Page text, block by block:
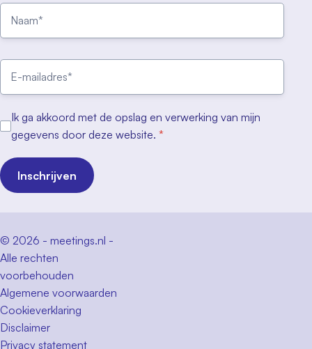
Ik ga akkoord met de opslag en verwerking van mijn
gegevens door deze website. *
Inschrijven
© 2026 - meetings.nl -
Alle rechten
voorbehouden
Algemene voorwaarden
Cookieverklaring
Disclaimer
Privacy statement